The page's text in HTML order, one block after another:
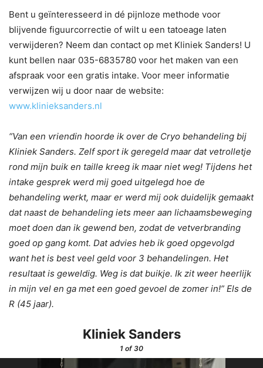
Bent u geïnteresseerd in dé pijnloze methode voor
blijvende figuurcorrectie of wilt u een tatoeage laten
verwijderen? Neem dan contact op met Kliniek Sanders! U
kunt bellen naar 035-6835780 voor het maken van een
afspraak voor een gratis intake. Voor meer informatie
verwijzen wij u door naar de website:
www.klinieksanders.nl
“Van een vriendin hoorde ik over de Cryo behandeling bij
Kliniek Sanders. Zelf sport ik geregeld maar dat vetrolletje
rond mijn buik en taille kreeg ik maar niet weg! Tijdens het
intake gesprek werd mij goed uitgelegd hoe de
behandeling werkt, maar er werd mij ook duidelijk gemaakt
dat naast de behandeling iets meer aan lichaamsbeweging
moet doen dan ik gewend ben, zodat de vetverbranding
goed op gang komt. Dat advies heb ik goed opgevolgd
want het is best veel geld voor 3 behandelingen. Het
resultaat is geweldig. Weg is dat buikje. Ik zit weer heerlijk
in mijn vel en ga met een goed gevoel de zomer in!” Els de
R (45 jaar).
Kliniek Sanders
1 of 30